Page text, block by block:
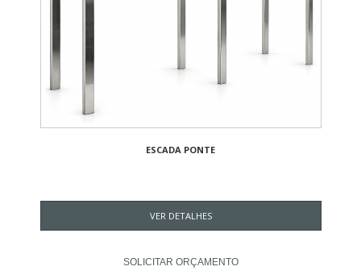
ESCADA PONTE
VER DETALHES
SOLICITAR ORÇAMENTO